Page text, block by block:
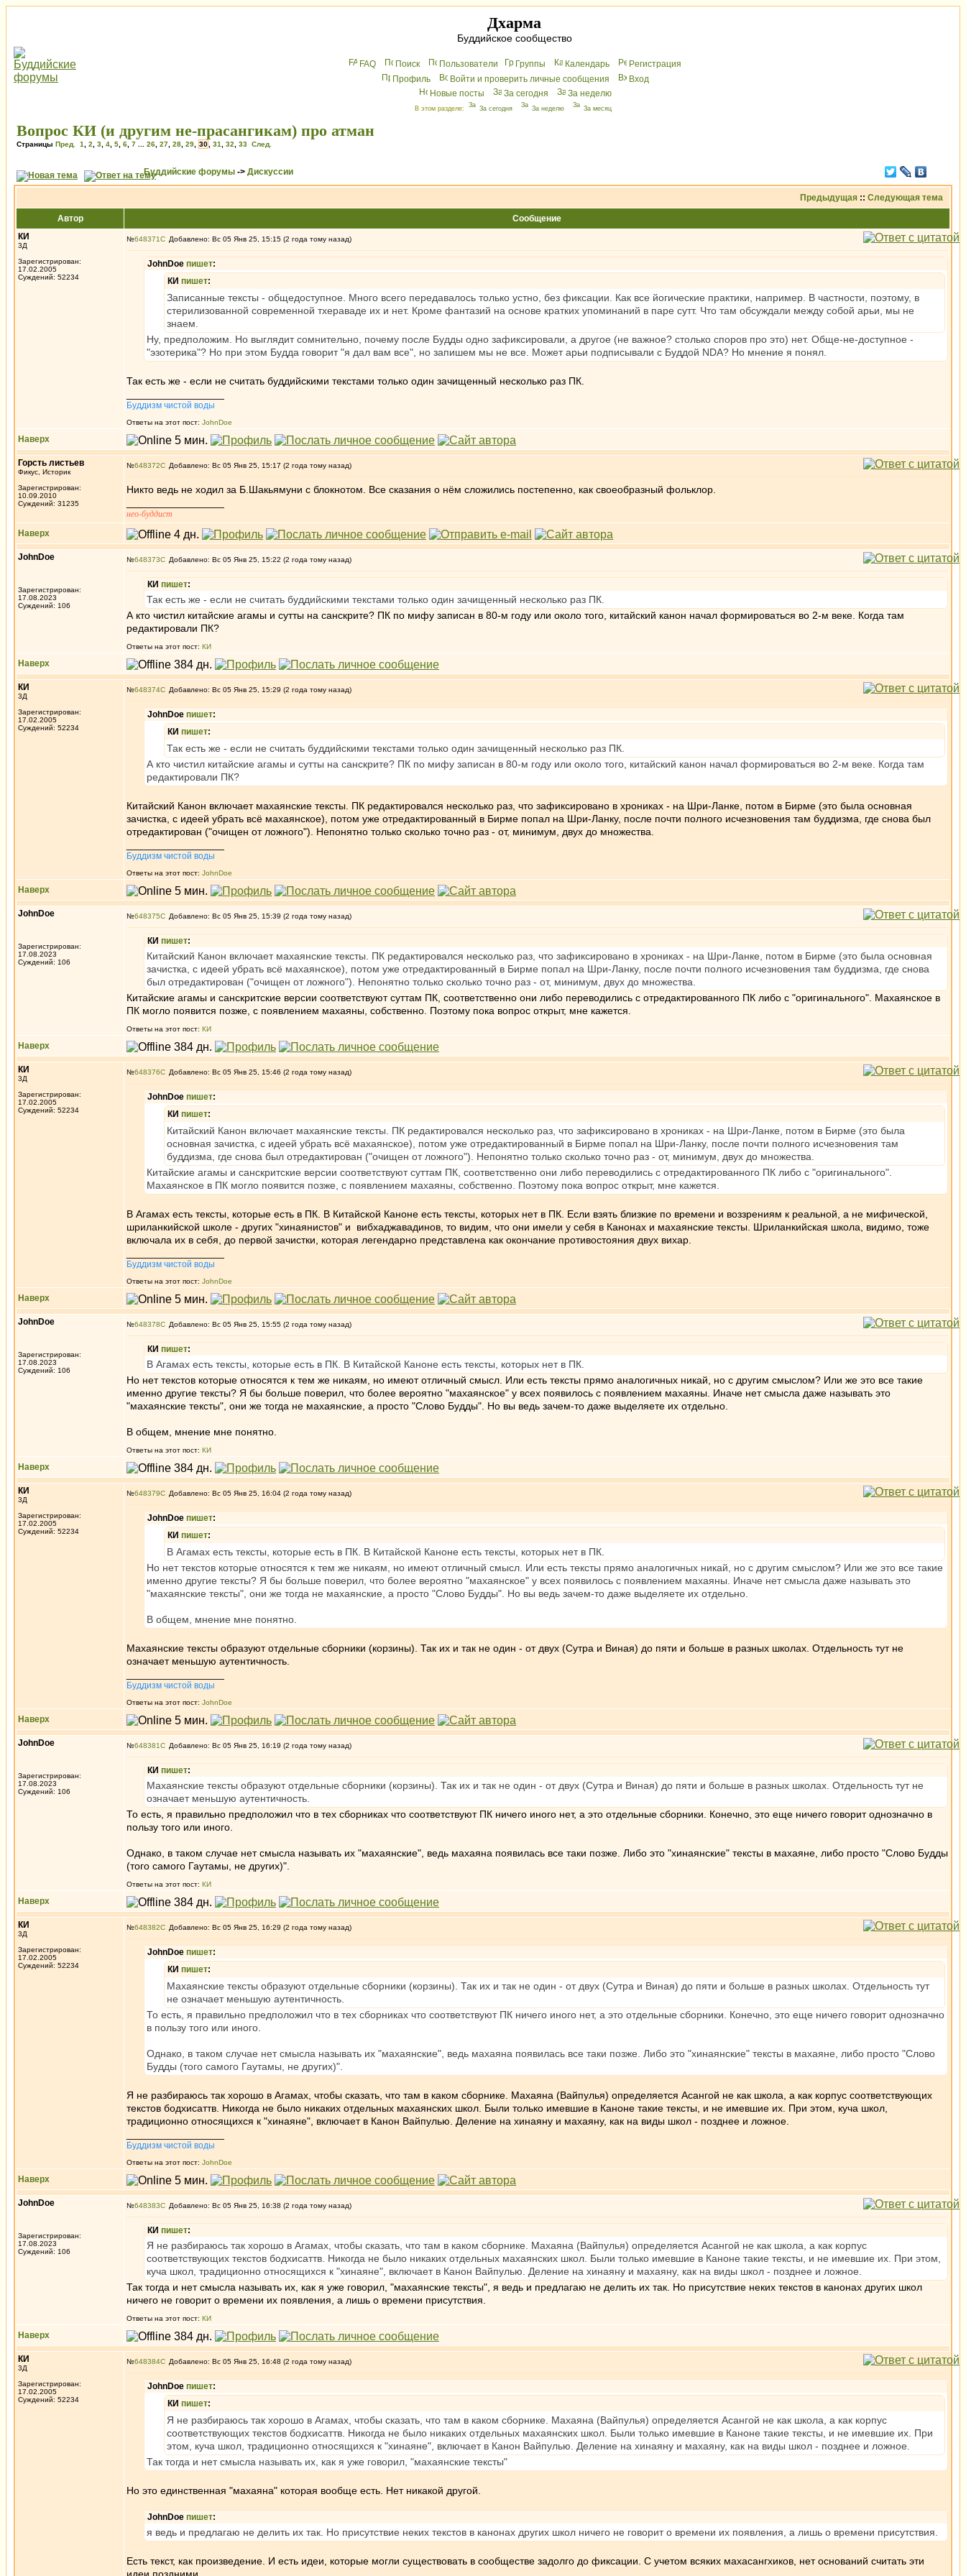
Дхарма
Буддийское сообщество
FAQ Поиск Пользователи Группы Календарь
Peгиcтрaция
Профиль
Войти и проверить личные сообщения
Вхoд
Новые посты
За сегодня За неделю
В этом разделе: За сегодня За неделю За месяц
Вопрос КИ (и другим не-прасангикам) про атман
Страницы Пред. 1 2 3 4 5 6 7 26 27 28 29 30 31 32 33 След.
Буддийские форумы -> Дискуссии
Предыдущая :: Следующая тема
Автор
Сообщение
КИ
3Д
Зарегистрирован:
17.02.2005
Суждений: 52234
№648371 Добавлено: Вс 05 Янв 25, 15:15 (2 года тому назад)
JohnDoe пишет:
КИ пишет:
Записанные тексты - общедоступное. Много всего передавалось только устно, без фиксации. Как все йогические практики, например. В частности, поэтому, в
стерилизованной современной тхераваде их и нет. Кроме фантазий на основе кратких упоминаний в паре сутт. Что там обсуждали между собой арьи, мы не
знаем.
Ну, предположим. Но выглядит сомнительно, почему после Будды одно зафиксировали, а другое (не важное? столько споров про это) нет. Обще-не-доступное -
"эзотерика"? Но при этом Будда говорит "я дал вам все", но запишем мы не все. Может арьи подписывали с Буддой NDA? Но мнение я понял.
Так есть же - если не считать буддийскими текстами только один зачищенный несколько раз ПК.
Буддизм чистой воды
Ответы на этот пост: JohnDoe
Наверх
Горсть листьев
Фикус, Историк
Зарегистрирован:
10.09.2010
Суждений: 31235
№648372 Добавлено: Вс 05 Янв 25, 15:17 (2 года тому назад)
Никто ведь не ходил за Б.Шакьямуни с блокнотом. Все сказания о нём сложились постепенно, как своеобразный фольклор.
нео-буддист
Наверх
JohnDoe
Зарегистрирован:
17.08.2023
Суждений: 106
№648373 Добавлено: Вс 05 Янв 25, 15:22 (2 года тому назад)
КИ пишет:
Так есть же - если не считать буддийскими текстами только один зачищенный несколько раз ПК.
А кто чистил китайские агамы и сутты на санскрите? ПК по мифу записан в 80-м году или около того, китайский канон начал формироваться во 2-м веке. Когда там
редактировали ПК?
Ответы на этот пост: КИ
Наверх
КИ
3Д
Зарегистрирован:
17.02.2005
Суждений: 52234
№648374 Добавлено: Вс 05 Янв 25, 15:29 (2 года тому назад)
JohnDoe пишет:
КИ пишет:
Так есть же - если не считать буддийскими текстами только один зачищенный несколько раз ПК.
А кто чистил китайские агамы и сутты на санскрите? ПК по мифу записан в 80-м году или около того, китайский канон начал формироваться во 2-м веке. Когда там
редактировали ПК?
Китайский Канон включает махаянские тексты. ПК редактировался несколько раз, что зафиксировано в хрониках - на Шри-Ланке, потом в Бирме (это была основная
зачистка, с идеей убрать всё махаянское), потом уже отредактированный в Бирме попал на Шри-Ланку, после почти полного исчезновения там буддизма, где снова был
отредактирован ("очищен от ложного"). Непонятно только сколько точно раз - от, минимум, двух до множества.
Буддизм чистой воды
Ответы на этот пост: JohnDoe
Наверх
JohnDoe
Зарегистрирован:
17.08.2023
Суждений: 106
№648375 Добавлено: Вс 05 Янв 25, 15:39 (2 года тому назад)
КИ пишет:
Китайский Канон включает махаянские тексты. ПК редактировался несколько раз, что зафиксировано в хрониках - на Шри-Ланке, потом в Бирме (это была основная
зачистка, с идеей убрать всё махаянское), потом уже отредактированный в Бирме попал на Шри-Ланку, после почти полного исчезновения там буддизма, где снова
был отредактирован ("очищен от ложного"). Непонятно только сколько точно раз - от, минимум, двух до множества.
Китайские агамы и санскритские версии соответствуют суттам ПК, соответственно они либо переводились с отредактированного ПК либо с "оригинального". Махаянское в
ПК могло появится позже, с появлением махаяны, собственно. Поэтому пока вопрос открыт, мне кажется.
Ответы на этот пост: КИ
Наверх
КИ
3Д
Зарегистрирован:
17.02.2005
Суждений: 52234
№648376 Добавлено: Вс 05 Янв 25, 15:46 (2 года тому назад)
JohnDoe пишет:
КИ пишет:
Китайский Канон включает махаянские тексты. ПК редактировался несколько раз, что зафиксировано в хрониках - на Шри-Ланке, потом в Бирме (это была
основная зачистка, с идеей убрать всё махаянское), потом уже отредактированный в Бирме попал на Шри-Ланку, после почти полного исчезновения там
буддизма, где снова был отредактирован ("очищен от ложного"). Непонятно только сколько точно раз - от, минимум, двух до множества.
Китайские агамы и санскритские версии соответствуют суттам ПК, соответственно они либо переводились с отредактированного ПК либо с "оригинального".
Махаянское в ПК могло появится позже, с появлением махаяны, собственно. Поэтому пока вопрос открыт, мне кажется.
В Агамах есть тексты, которые есть в ПК. В Китайской Каноне есть тексты, которых нет в ПК. Если взять близкие по времени и воззрениям к реальной, а не мифической,
шриланкийской школе - других "хинаянистов" и вибхаджавадинов, то видим, что они имели у себя в Канонах и махаянские тексты. Шриланкийская школа, видимо, тоже
включала их в себя, до первой зачистки, которая легендарно представлена как окончание противостояния двух вихар.
Буддизм чистой воды
Ответы на этот пост: JohnDoe
Наверх
JohnDoe
Зарегистрирован:
17.08.2023
Суждений: 106
№648378 Добавлено: Вс 05 Янв 25, 15:55 (2 года тому назад)
КИ пишет:
В Агамах есть тексты, которые есть в ПК. В Китайской Каноне есть тексты, которых нет в ПК.
Но нет текстов которые относятся к тем же никаям, но имеют отличный смысл. Или есть тексты прямо аналогичных никай, но с другим смыслом? Или же это все такие
именно другие тексты? Я бы больше поверил, что более вероятно "махаянское" у всех появилось с появлением махаяны. Иначе нет смысла даже называть это
"махаянские тексты", они же тогда не махаянские, а просто "Слово Будды". Но вы ведь зачем-то даже выделяете их отдельно.
В общем, мнение мне понятно.
Ответы на этот пост: КИ
Наверх
КИ
3Д
Зарегистрирован:
17.02.2005
Суждений: 52234
№648379 Добавлено: Вс 05 Янв 25, 16:04 (2 года тому назад)
JohnDoe пишет:
КИ пишет:
В Агамах есть тексты, которые есть в ПК. В Китайской Каноне есть тексты, которых нет в ПК.
Но нет текстов которые относятся к тем же никаям, но имеют отличный смысл. Или есть тексты прямо аналогичных никай, но с другим смыслом? Или же это все такие
именно другие тексты? Я бы больше поверил, что более вероятно "махаянское" у всех появилось с появлением махаяны. Иначе нет смысла даже называть это
"махаянские тексты", они же тогда не махаянские, а просто "Слово Будды". Но вы ведь зачем-то даже выделяете их отдельно.
В общем, мнение мне понятно.
Махаянские тексты образуют отдельные сборники (корзины). Так их и так не один - от двух (Сутра и Виная) до пяти и больше в разных школах. Отдельность тут не
означает меньшую аутентичность.
Буддизм чистой воды
Ответы на этот пост: JohnDoe
Наверх
JohnDoe
Зарегистрирован:
17.08.2023
Суждений: 106
№648381 Добавлено: Вс 05 Янв 25, 16:19 (2 года тому назад)
КИ пишет:
Махаянские тексты образуют отдельные сборники (корзины). Так их и так не один - от двух (Сутра и Виная) до пяти и больше в разных школах. Отдельность тут не
означает меньшую аутентичность.
То есть, я правильно предположил что в тех сборниках что соответствуют ПК ничего иного нет, а это отдельные сборники. Конечно, это еще ничего говорит однозначно в
пользу того или иного.
Однако, в таком случае нет смысла называть их "махаянские", ведь махаяна появилась все таки позже. Либо это "хинаянские" тексты в махаяне, либо просто "Слово Будды
(того самого Гаутамы, не других)".
Ответы на этот пост: КИ
Наверх
КИ
3Д
Зарегистрирован:
17.02.2005
Суждений: 52234
№648382 Добавлено: Вс 05 Янв 25, 16:29 (2 года тому назад)
JohnDoe пишет:
КИ пишет:
Махаянские тексты образуют отдельные сборники (корзины). Так их и так не один - от двух (Сутра и Виная) до пяти и больше в разных школах. Отдельность тут
не означает меньшую аутентичность.
То есть, я правильно предположил что в тех сборниках что соответствуют ПК ничего иного нет, а это отдельные сборники. Конечно, это еще ничего говорит однозначно
в пользу того или иного.
Однако, в таком случае нет смысла называть их "махаянские", ведь махаяна появилась все таки позже. Либо это "хинаянские" тексты в махаяне, либо просто "Слово
Будды (того самого Гаутамы, не других)".
Я не разбираюсь так хорошо в Агамах, чтобы сказать, что там в каком сборнике. Махаяна (Вайпулья) определяется Асангой не как школа, а как корпус соответствующих
текстов бодхисаттв. Никогда не было никаких отдельных махаянских школ. Были только имевшие в Каноне такие тексты, и не имевшие их. При этом, куча школ,
традиционно относящихся к "хинаяне", включает в Канон Вайпулью. Деление на хинаяну и махаяну, как на виды школ - позднее и ложное.
Буддизм чистой воды
Ответы на этот пост: JohnDoe
Наверх
JohnDoe
Зарегистрирован:
17.08.2023
Суждений: 106
№648383 Добавлено: Вс 05 Янв 25, 16:38 (2 года тому назад)
КИ пишет:
Я не разбираюсь так хорошо в Агамах, чтобы сказать, что там в каком сборнике. Махаяна (Вайпулья) определяется Асангой не как школа, а как корпус
соответствующих текстов бодхисаттв. Никогда не было никаких отдельных махаянских школ. Были только имевшие в Каноне такие тексты, и не имевшие их. При этом,
куча школ, традиционно относящихся к "хинаяне", включает в Канон Вайпулью. Деление на хинаяну и махаяну, как на виды школ - позднее и ложное.
Так тогда и нет смысла называть их, как я уже говорил, "махаянские тексты", я ведь и предлагаю не делить их так. Но присутствие неких текстов в канонах других школ
ничего не говорит о времени их появления, а лишь о времени присутствия.
Ответы на этот пост: КИ
Наверх
КИ
3Д
Зарегистрирован:
17.02.2005
Суждений: 52234
№648384 Добавлено: Вс 05 Янв 25, 16:48 (2 года тому назад)
JohnDoe пишет:
КИ пишет:
Я не разбираюсь так хорошо в Агамах, чтобы сказать, что там в каком сборнике. Махаяна (Вайпулья) определяется Асангой не как школа, а как корпус
соответствующих текстов бодхисаттв. Никогда не было никаких отдельных махаянских школ. Были только имевшие в Каноне такие тексты, и не имевшие их. При
этом, куча школ, традиционно относящихся к "хинаяне", включает в Канон Вайпулью. Деление на хинаяну и махаяну, как на виды школ - позднее и ложное.
Так тогда и нет смысла называть их, как я уже говорил, "махаянские тексты"
Но это единственная "махаяна" которая вообще есть. Нет никакой другой.
JohnDoe пишет:
я ведь и предлагаю не делить их так. Но присутствие неких текстов в канонах других школ ничего не говорит о времени их появления, а лишь о времени присутствия.
Есть текст, как произведение. И есть идеи, которые могли существовать в сообществе задолго до фиксации. С учетом всяких махасангхиков, нет оснований считать эти